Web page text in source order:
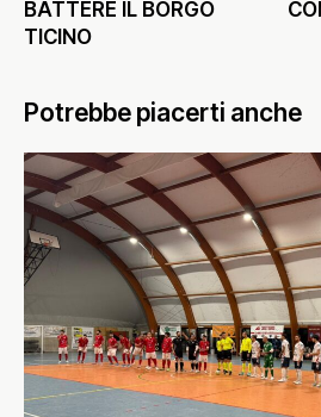
BATTERE IL BORGO
TICINO
Potrebbe piacerti anche